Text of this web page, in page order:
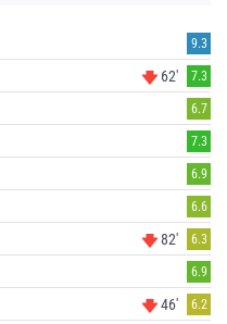
9.3
62' 7.3
6.7
7.3
6.9
6.6
82' 6.3
6.9
46' 6.2